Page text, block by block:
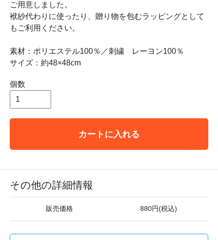
ご用意しました。
袱紗代わりに使ったり、贈り物を包むラッピングとして
もご利用ください。
素材：ポリエステル100％／刺繍 レーヨン100％
サイズ：約48×48cm
個数
カートに入れる
その他の詳細情報
販売価格 880円(税込)